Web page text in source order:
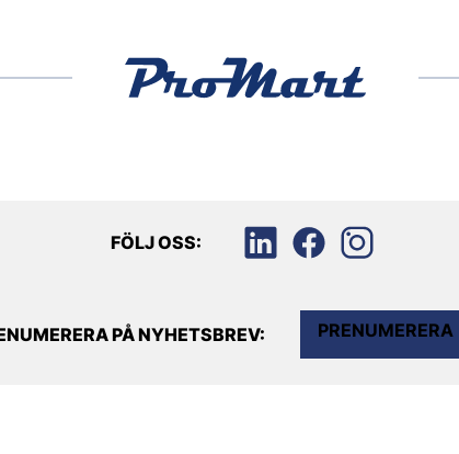
FÖLJ OSS:
PÅ NYHETSBREV: PRENUMERERA